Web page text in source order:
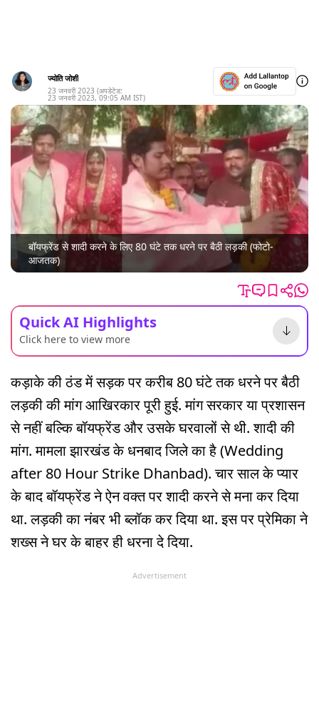
ज्योति जोशी
23 जनवरी 2023 (अपडेटेड:
23 जनवरी 2023, 09:05 AM IST)
बॉयफ्रेंड से शादी करने के लिए 80 घंटे तक धरने पर बैठी लड़की (फोटो-
आजतक)
Quick AI Highlights
Click here to view more
कड़ाके की ठंड में सड़क पर करीब 80 घंटे तक धरने पर बैठी
लड़की की मांग आखिरकार पूरी हुई. मांग सरकार या प्रशासन
से नहीं बल्कि बॉयफ्रेंड और उसके घरवालों से थी. शादी की
मांग. मामला झारखंड के धनबाद जिले का है (Wedding
after 80 Hour Strike Dhanbad). चार साल के प्यार
के बाद बॉयफ्रेंड ने ऐन वक्त पर शादी करने से मना कर दिया
था. लड़की का नंबर भी ब्लॉक कर दिया था. इस पर प्रेमिका ने
शख्स ने घर के बाहर ही धरना दे दिया.
Advertisement